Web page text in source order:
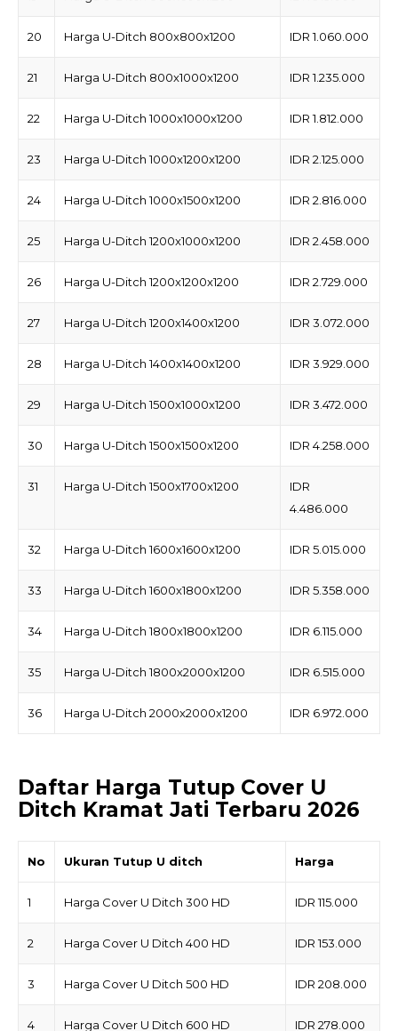
20 Harga U-Ditch 800x800x1200 IDR 1.060.000
21 Harga U-Ditch 800x1000x1200 IDR 1.235.000
22 Harga U-Ditch 1000x1000x1200 IDR 1.812.000
23 Harga U-Ditch 1000x1200x1200 IDR 2.125.000
24 Harga U-Ditch 1000x1500x1200 IDR 2.816.000
25 Harga U-Ditch 1200x1000x1200 IDR 2.458.000
26 Harga U-Ditch 1200x1200x1200 IDR 2.729.000
27 Harga U-Ditch 1200x1400x1200 IDR 3.072.000
28 Harga U-Ditch 1400x1400x1200 IDR 3.929.000
29 Harga U-Ditch 1500x1000x1200 IDR 3.472.000
30 Harga U-Ditch 1500x1500x1200 IDR 4.258.000
31 Harga U-Ditch 1500x1700x1200
IDR
4.486.000
32 Harga U-Ditch 1600x1600x1200 IDR 5.015.000
33 Harga U-Ditch 1600x1800x1200 IDR 5.358.000
34 Harga U-Ditch 1800x1800x1200 IDR 6.115.000
35 Harga U-Ditch 1800x2000x1200 IDR 6.515.000
36 Harga U-Ditch 2000x2000x1200 IDR 6.972.000
Daftar Harga Tutup Cover U
Ditch Kramat Jati Terbaru 2026
No Ukuran Tutup U ditch Harga
1 Harga Cover U Ditch 300 HD IDR 115.000
2 Harga Cover U Ditch 400 HD IDR 153.000
3 Harga Cover U Ditch 500 HD IDR 208.000
4 Harga Cover U Ditch 600 HD IDR 278.000